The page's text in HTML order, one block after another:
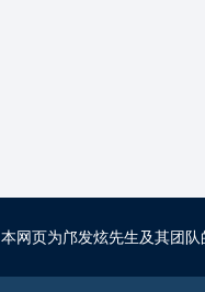
本网页为邝发炫先生及其团